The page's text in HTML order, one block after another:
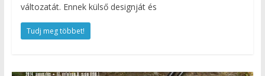
változatát. Ennek külső designját és
Tudj meg többet!